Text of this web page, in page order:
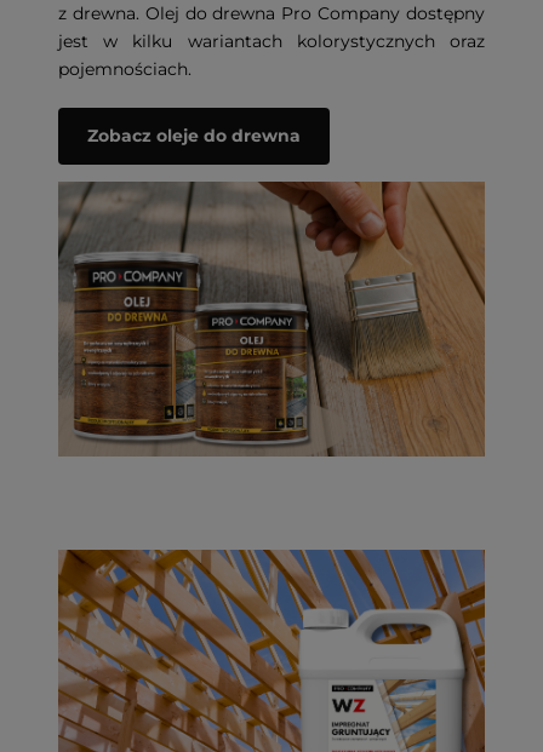
z drewna. Olej do drewna Pro Company dostępny
jest w kilku wariantach kolorystycznych oraz
pojemnościach.
Zobacz oleje do drewna